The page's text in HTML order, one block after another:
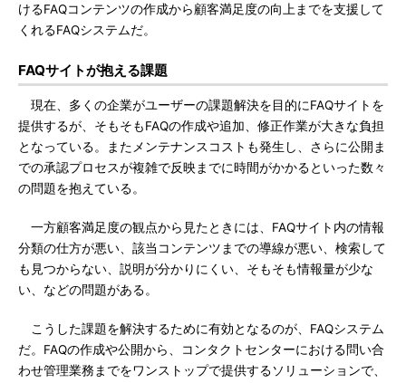
けるFAQコンテンツの作成から顧客満足度の向上までを支援して
くれるFAQシステムだ。
FAQサイトが抱える課題
現在、多くの企業がユーザーの課題解決を目的にFAQサイトを
提供するが、そもそもFAQの作成や追加、修正作業が大きな負担
となっている。またメンテナンスコストも発生し、さらに公開ま
での承認プロセスが複雑で反映までに時間がかかるといった数々
の問題を抱えている。
一方顧客満足度の観点から見たときには、FAQサイト内の情報
分類の仕方が悪い、該当コンテンツまでの導線が悪い、検索して
も見つからない、説明が分かりにくい、そもそも情報量が少な
い、などの問題がある。
こうした課題を解決するために有効となるのが、FAQシステム
だ。FAQの作成や公開から、コンタクトセンターにおける問い合
わせ管理業務までをワンストップで提供するソリューションで、